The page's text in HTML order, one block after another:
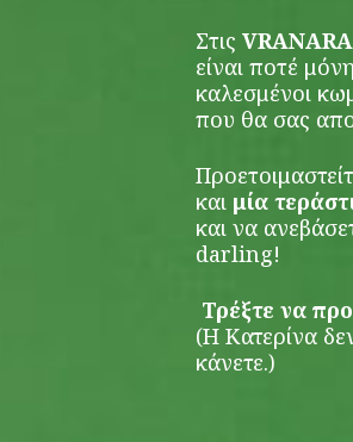
Στις
είναι ποτέ
καλεσμένοι
που θα σας
και μία
και να
darling!
Τρέξτε να
(Η Κατερίνα
κάνετε.)